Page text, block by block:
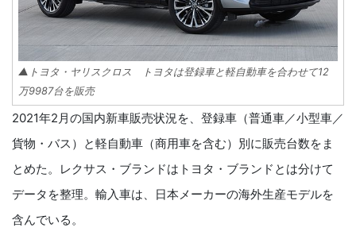
▲トヨタ・ヤリスクロス トヨタは登録車と軽自動車を合わせて12
万9987台を販売
2021年2月の国内新車販売状況を、登録車（普通車／小型車／
貨物・バス）と軽自動車（商用車を含む）別に販売台数をま
とめた。レクサス・ブランドはトヨタ・ブランドとは分けて
データを整理。輸入車は、日本メーカーの海外生産モデルを
含んでいる。